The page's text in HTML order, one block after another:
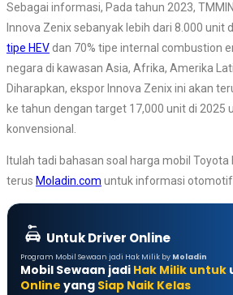
Sebagai informasi, Pada tahun 2023,
Innova Zenix sebanyak lebih dari 8.000 unit
tipe HEV dan 70% tipe internal combustion
negara di kawasan Asia, Afrika, Amerika
Diharapkan, ekspor Innova Zenix ini akan
ke tahun dengan target 17,000 unit di 2025
konvensional.
Itulah tadi bahasan soal harga mobil
terus Moladin.com untuk informasi
Untuk Driver Online
Program Mobil Sewaan jadi Hak Milik by Moladin
Mobil Sewaan jadi Hak Milik untuk
Online yang Siap Naik Kelas